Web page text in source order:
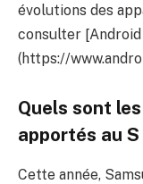
évolutions des
consulter
(https://
Quels sont
apportés au
Cette année,